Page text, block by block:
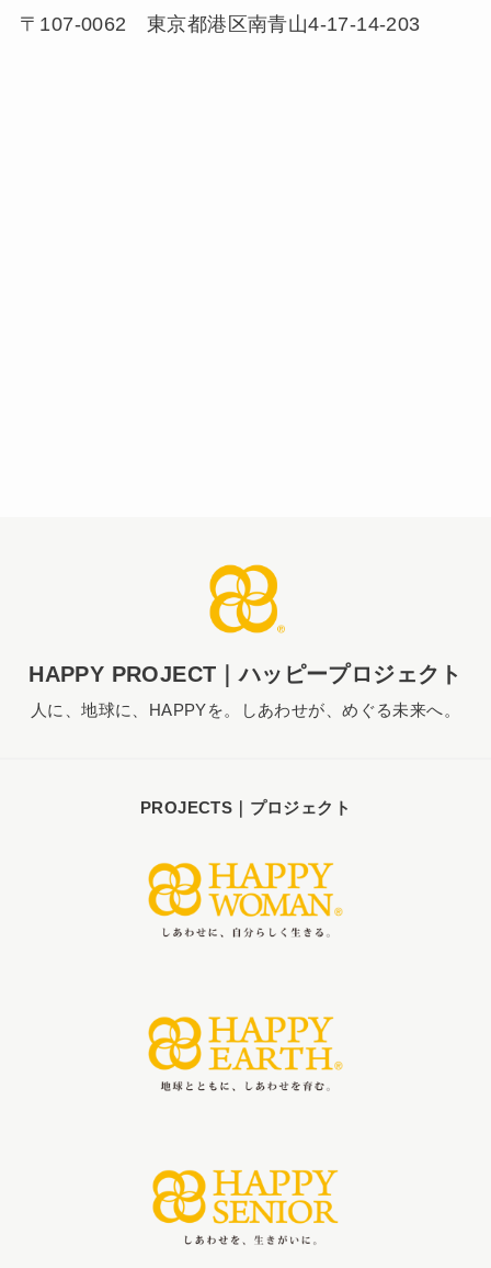
〒107-0062 東京都港区南青山4-17-14-203
HAPPY PROJECT｜ハッピープロジェクト
人に、地球に、HAPPYを。しあわせが、めぐる未来へ。
PROJECTS｜プロジェクト